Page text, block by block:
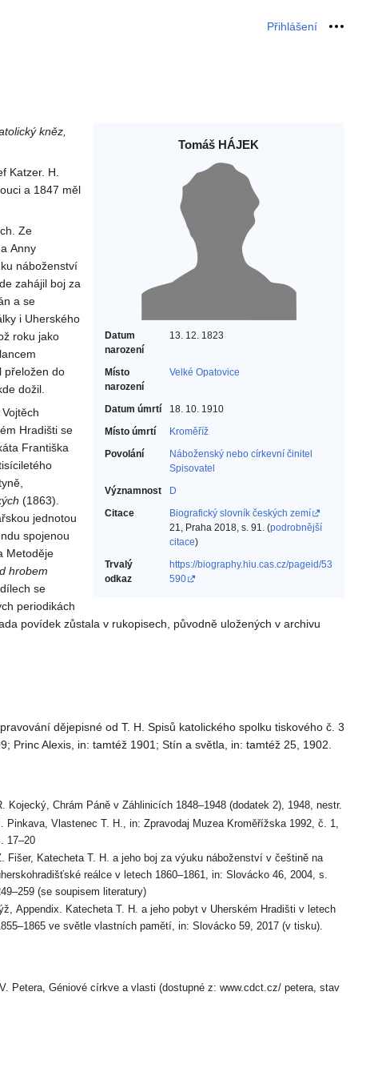
Přihlášení Osobní
Tomáš HÁJEK
Datum
narození
13. 12. 1823
Místo
narození
Velké Opatovice
Datum úmrtí
18. 10. 1910
Místo úmrtí
Kroměříž
Povolání
Náboženský nebo církevní činitel‎
Spisovatel‎
Významnost
D
Citace
Biografický slovník českých zemí
21, Praha 2018, s. 91. (podrobnější
citace)
Trvalý
odkaz
https://biography.hiu.cas.cz/pageid/53
590
kněz,
Katzer. H.
a 1847 měl
Ze
Anny
náboženství
zahájil boj za
a se
i Uherského
roku jako
přeložen do
dožil.
Hradišti se
Františka
(1863).
jednotou
spojenou
Metoděje
hrobem
se
periodikách
povídek zůstala v rukopisech, původně uložených v archivu
dějepisné od T. H. Spisů katolického spolku tiskového č. 3
Princ Alexis, in: tamtéž 1901; Stín a světla, in: tamtéž 25, 1902.
Kojecký, Chrám Páně v Záhlinicích 1848–1948 (dodatek 2), 1948, nestr.
Pinkava, Vlastenec T. H., in: Zpravodaj Muzea Kroměřížska 1992, č. 1,
17–20
Fišer, Katecheta T. H. a jeho boj za výuku náboženství v češtině na
reálce v letech 1860–1861, in: Slovácko 46, 2004, s.
(se soupisem literatury)
Appendix. Katecheta T. H. a jeho pobyt v Uherském Hradišti v letech
ve světle vlastních pamětí, in: Slovácko 59, 2017 (v tisku).
Petera, Géniové církve a vlasti (dostupné z: www.cdct.cz/ petera, stav